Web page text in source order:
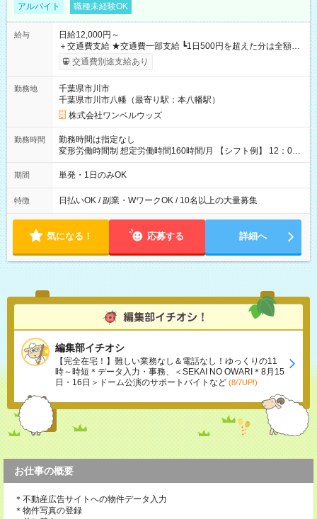
アルバイト 職種未経験OK
給与
日給12,000円～
＋交通費支給 ★交通費一部支給 ┗1日500円を超えた分は全額支
給！ ※往復500円以内の方は自己負担となります ★日払いOK！
（規定あり） ┗働いたその日に現金GET♪ お仕事後はコンビニ
なし
交通費別途支給あり
勤務地
千葉県市川市
千葉県市川市八幡（最寄り駅：本八幡駅）
株式会社ワンベルウッズ
勤務時間
勤務時間は指定なし
変形労働時間制 想定労働時間160時間/月 【シフト例】 12：00
～22：00
期間 単発・1日のみOK
特徴 日払いOK / 副業・WワークOK / 10名以上の大量募集
気になる！ 応募する 詳細へ
編集部イチオシ
【完全在宅！】難しい業務なし＆電話なし！ゆっくりの11
時～時短＊データ入力・事務、＜SEKAI NO OWARI＊8月15
日・16日＞ドーム公演のサポートバイトなど (8/7UP!)
お仕事の概要
＊不動産広告サイトへの物件データ入力
＊物件写真の登録